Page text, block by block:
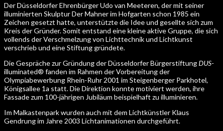
Der Düsseldorfer Ehrenbürger Udo van Meeteren, der mit seiner
illuminierten Skulptur Der Mahner im Hofgarten schon 1985 ein
Zeichen gesetzt hatte, unterstützte die Idee und gesellte sich zum
Kreis der Gründer. Somit entstand eine kleine aktive Gruppe, die sich
vollends der Verschmelzung von Lichttechnik und Lichtkunst
verschrieb und eine Stiftung gründete.
Die Gespräche zur Gründung der Düsseldorfer BürgerstiftungDUS-
illuminated® fanden im Rahmen der Vorbereitung der
Olympiabewerbung Rhein-Ruhr 2001 im Steigenberger Parkhotel,
Königsallee 1a statt. Die Direktion konnte motiviert werden, ihre
Fassade zum 100-jährigen Jubiläum beispielhaft zu illuminieren.
Im Malkastenpark wurden auch mit dem Lichtkünstler Klaus
Gendrung im Jahre 2003 Lichtanimationen durchgeführt.